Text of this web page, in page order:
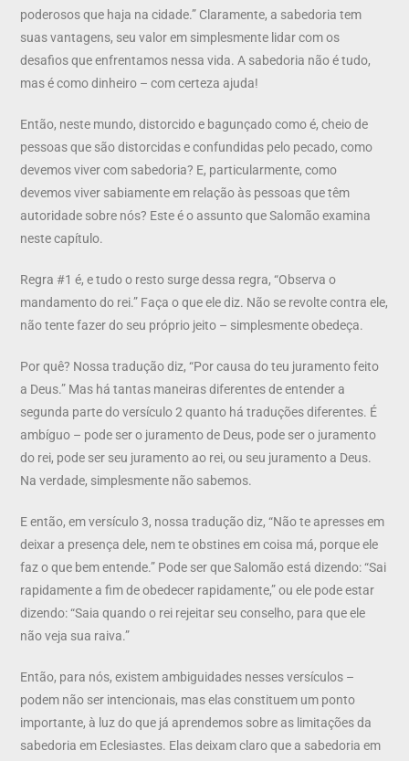
poderosos que haja na cidade.” Claramente, a sabedoria tem
suas vantagens, seu valor em simplesmente lidar com os
desafios que enfrentamos nessa vida. A sabedoria não é tudo,
mas é como dinheiro – com certeza ajuda!
Então, neste mundo, distorcido e bagunçado como é, cheio de
pessoas que são distorcidas e confundidas pelo pecado, como
devemos viver com sabedoria? E, particularmente, como
devemos viver sabiamente em relação às pessoas que têm
autoridade sobre nós? Este é o assunto que Salomão examina
neste capítulo.
Regra #1 é, e tudo o resto surge dessa regra, “Observa o
mandamento do rei.” Faça o que ele diz. Não se revolte contra ele,
não tente fazer do seu próprio jeito – simplesmente obedeça.
Por quê? Nossa tradução diz, “Por causa do teu juramento feito
a Deus.” Mas há tantas maneiras diferentes de entender a
segunda parte do versículo 2 quanto há traduções diferentes. É
ambíguo – pode ser o juramento de Deus, pode ser o juramento
do rei, pode ser seu juramento ao rei, ou seu juramento a Deus.
Na verdade, simplesmente não sabemos.
E então, em versículo 3, nossa tradução diz, “Não te apresses em
deixar a presença dele, nem te obstines em coisa má, porque ele
faz o que bem entende.” Pode ser que Salomão está dizendo: “Sai
rapidamente a fim de obedecer rapidamente,” ou ele pode estar
dizendo: “Saia quando o rei rejeitar seu conselho, para que ele
não veja sua raiva.”
Então, para nós, existem ambiguidades nesses versículos –
podem não ser intencionais, mas elas constituem um ponto
importante, à luz do que já aprendemos sobre as limitações da
sabedoria em Eclesiastes. Elas deixam claro que a sabedoria em